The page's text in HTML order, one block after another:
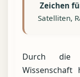
Zeichen
Satelliten,
Durch die